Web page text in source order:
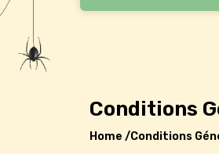
Conditions
Home /Conditions